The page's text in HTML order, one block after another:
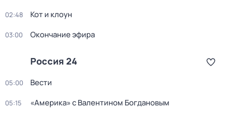
02:48 Кот и клоун
03:00 Окончание эфира
Россия 24
05:00 Вести
05:15 «Америка» с Валентином Богдановым